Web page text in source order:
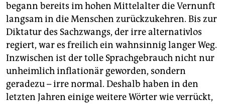
begann bereits im hohen Mittelalter die Vernunft
langsam in die Menschen zurückzukehren. Bis zur
Diktatur des Sachzwangs, der irre alternativlos
regiert, war es freilich ein wahnsinnig langer Weg.
Inzwischen ist der tolle Sprachgebrauch nicht nur
unheimlich inflationär geworden, sondern
geradezu – irre normal. Deshalb haben in den
letzten Jahren einige weitere Wörter wie verrückt,